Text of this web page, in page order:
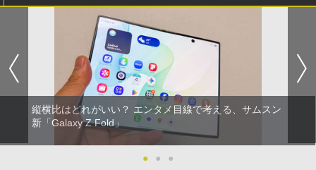
縦横比はどれがいい？ エンタメ目線で考える、サムスン
新「Galaxy Z Fold」
● ● ●